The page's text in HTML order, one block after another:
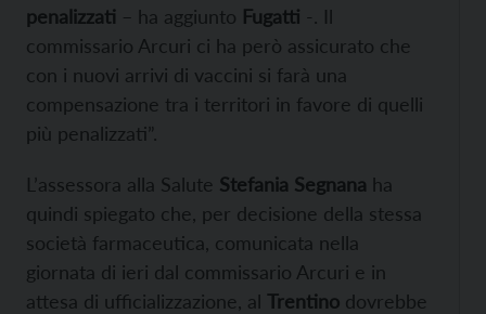
penalizzati – ha aggiunto Fugatti -. Il
commissario Arcuri ci ha però assicurato che
con i nuovi arrivi di vaccini si farà una
compensazione tra i territori in favore di quelli
più penalizzati”.
L’assessora alla Salute Stefania Segnana ha
quindi spiegato che, per decisione della stessa
società farmaceutica, comunicata nella
giornata di ieri dal commissario Arcuri e in
attesa di ufficializzazione, al Trentino dovrebbe